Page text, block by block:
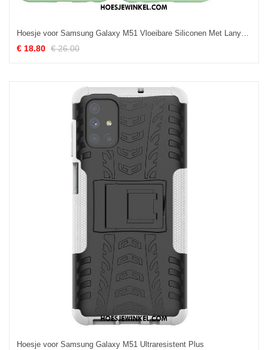
Hoesje voor Samsung Galaxy M51 Vloeibare Siliconen Met Lanyard
€ 18.80 € 26.00
Hoesje voor Samsung Galaxy M51 Ultraresistent Plus